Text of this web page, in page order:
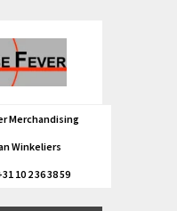
Merchandising
Winkeliers
10 2 36 38 59